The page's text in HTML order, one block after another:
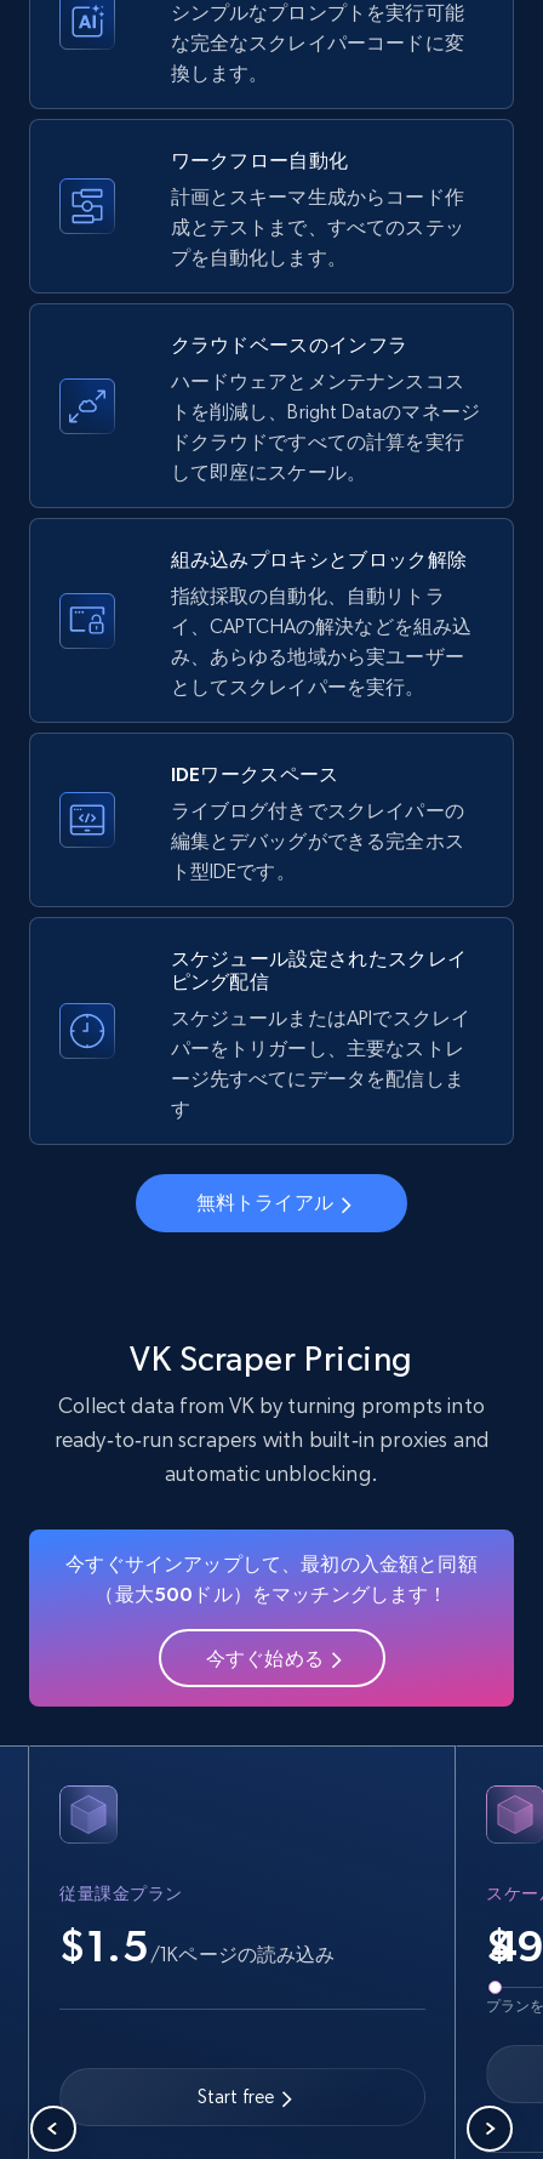
Amazon products - Collects products by
specific keywords
Title, Seller name, Brand, Description, Initial
price, Currency, Availability, Reviews count, and
more.
5.7K+ 無料トライアル
Amazon products - find products by using
upc numbers
Title, Seller name, Brand, Description, Initial
price, Currency, Availability, Reviews count, and
more.
5.7K+ 無料トライアル
LinkedIn company information
ID, Name, Country code, Locations, Followers,
33.5K+ 3.5K+ 無料トライアル
Instagram - Profiles
Account, Fbid, ID, Followers, Posts count, Is
business account, Is professional account, Is
verified, and more.
verified, and more.
22.3K+ 無料トライアル
Name, URL, ID, Cb rank, Region, About,
Industries, Operating status, and more.
無料トライアル
Crunchbase companies information -
Searching data by keyword
Industries, Operating status, and more.
15.6K+ 1.6K+ 無料トライアル
Linkedin job listings information
URL, Job posting id, Job title, Company name,
Company id, Job location, Job summary, Job
シンプルなプロンプトを実行可能
な完全なスクレイパーコードに変
換します。
ワークフロー自動化
計画とスキーマ生成からコード作
成とテストまで、すべてのステッ
プを自動化します。
クラウドベースのインフラ
ハードウェアとメンテナンスコス
トを削減し、Bright Dataのマネージ
ドクラウドですべての計算を実行
して即座にスケール。
組み込みプロキシとブロック解除
指紋採取の自動化、自動リトラ
イ、CAPTCHAの解決などを組み込
み、あらゆる地域から実ユーザー
としてスクレイパーを実行。
IDEワークスペース
ライブログ付きでスクレイパーの
編集とデバッグができる完全ホス
ト型IDEです。
スケジュール設定されたスクレイ
ピング配信
スケジュールまたはAPIでスクレイ
パーをトリガーし、主要なストレ
ージ先すべてにデータを配信しま
す
無料トライアル
VK Scraper Pricing
Collect data from VK by turning prompts into
ready‑to‑run scrapers with built‑in proxies and
automatic unblocking.
今すぐサインアップして、最初の入金額と同額
（最大500ドル）をマッチングします！
今すぐ始める
従量課金プラン
$1.5 /1Kページの読み込み
Start free
スケー
$
プラン